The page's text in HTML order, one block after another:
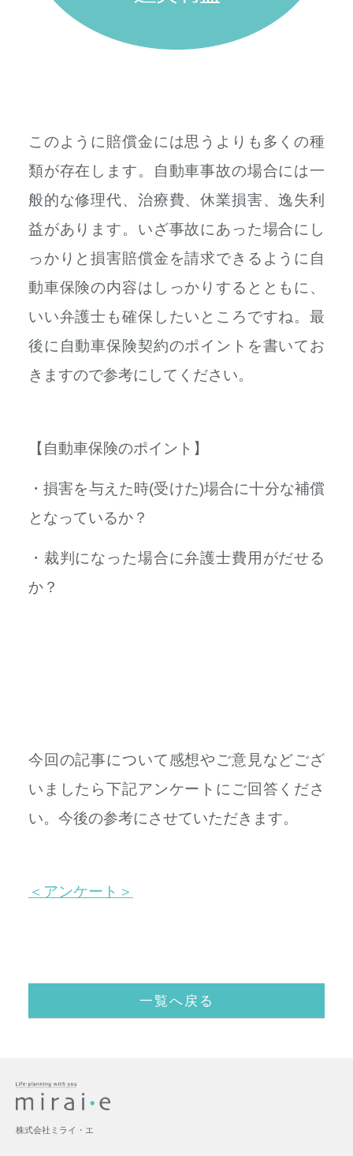
このように賠償金には思うよりも多くの種
類が存在します。自動車事故の場合には一
般的な修理代、治療費、休業損害、逸失利
益があります。いざ事故にあった場合にし
っかりと損害賠償金を請求できるように自
動車保険の内容はしっかりするとともに、
いい弁護士も確保したいところですね。最
後に自動車保険契約のポイントを書いてお
きますので参考にしてください。
【自動車保険のポイント】
・損害を与えた時(受けた)場合に十分な補償
となっているか？
・裁判になった場合に弁護士費用がだせる
か？
今回の記事について感想やご意見などござ
いましたら下記アンケートにご回答くださ
い。今後の参考にさせていただきます。
＜アンケート＞
一覧へ戻る
株式会社ミライ・エ